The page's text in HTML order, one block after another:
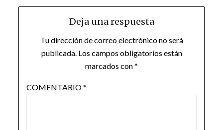
Deja una respuesta
Tu dirección de correo electrónico no será
publicada. Los campos obligatorios están
marcados con*
COMENTARIO*